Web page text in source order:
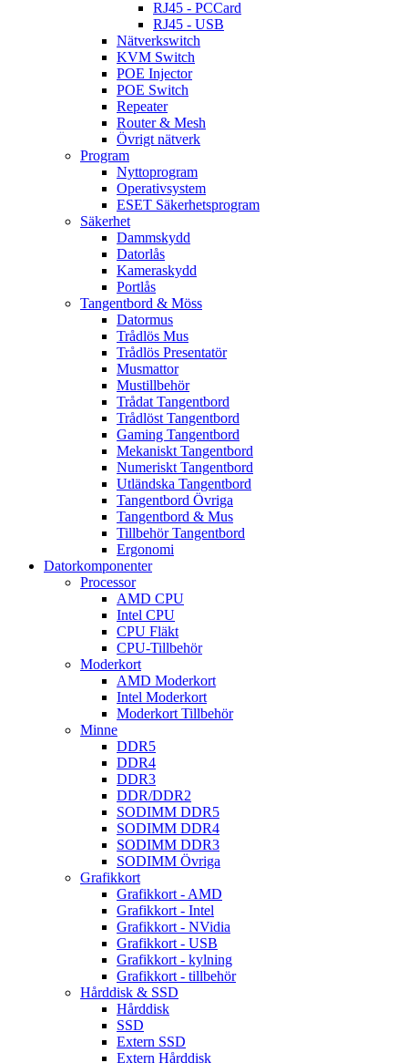
RJ45 - PCCard
RJ45 - USB
Nätverkswitch
KVM Switch
POE Injector
POE Switch
Repeater
Router & Mesh
Övrigt nätverk
Program
Nyttoprogram
Operativsystem
ESET Säkerhetsprogram
Säkerhet
Dammskydd
Datorlås
Kameraskydd
Portlås
Tangentbord & Möss
Datormus
Trådlös Mus
Trådlös Presentatör
Musmattor
Mustillbehör
Trådat Tangentbord
Trådlöst Tangentbord
Gaming Tangentbord
Mekaniskt Tangentbord
Numeriskt Tangentbord
Utländska Tangentbord
Tangentbord Övriga
Tangentbord & Mus
Tillbehör Tangentbord
Ergonomi
Datorkomponenter
Processor
AMD CPU
Intel CPU
CPU Fläkt
CPU-Tillbehör
Moderkort
AMD Moderkort
Intel Moderkort
Moderkort Tillbehör
Minne
DDR5
DDR4
DDR3
DDR/DDR2
SODIMM DDR5
SODIMM DDR4
SODIMM DDR3
SODIMM Övriga
Grafikkort
Grafikkort - AMD
Grafikkort - Intel
Grafikkort - NVidia
Grafikkort - USB
Grafikkort - kylning
Grafikkort - tillbehör
Hårddisk & SSD
Hårddisk
SSD
Extern SSD
Extern Hårddisk